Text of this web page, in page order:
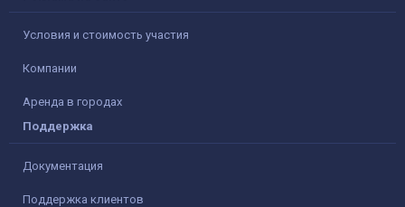
Условия и стоимость участия
Компании
Аренда в городах
Поддержка
Документация
Поддержка клиентов